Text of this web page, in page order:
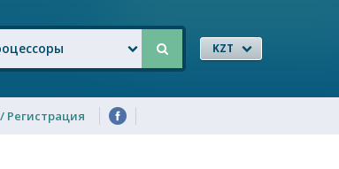
KZT
Регистрация